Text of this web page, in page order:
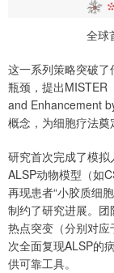
全球
这一系列策略突破
瓶颈，提出
and Enhancement
概念，为细胞疗法奠
研究首次完成了模
ALSP动物模型（如
再现患者“小胶质细
制约了研究进展。
热点突变（分别对
次全面复现ALSP的
供可靠工具。